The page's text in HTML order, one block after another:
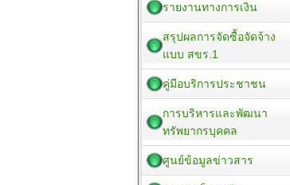
รายงานทางการเงิน
สรุปผลการจัดซื้อจัดจ้าง
แบบ สขร.1
คู่มือบริการประชาชน
การบริหารและพัฒนา
ทรัพยากรบุคคล
ศูนย์ข้อมูลข่าวสาร